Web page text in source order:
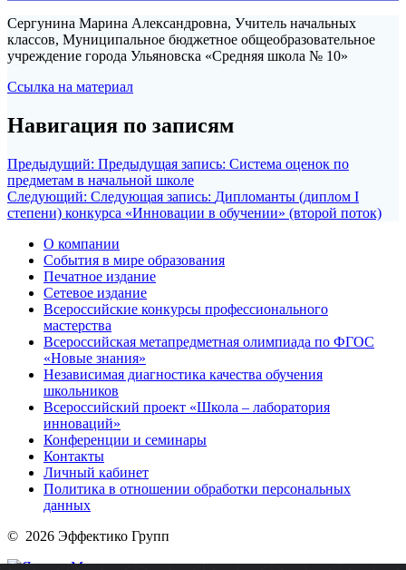
Сергунина Марина Александровна, Учитель начальных
классов, Муниципальное бюджетное общеобразовательное
учреждение города Ульяновска «Средняя школа № 10»
Ссылка на материал
Навигация по записям
Предыдущий: Предыдущая запись: Система оценок по
предметам в начальной школе
Следующий: Следующая запись: Дипломанты (диплом I
степени) конкурса «Инновации в обучении» (второй поток)
О компании
События в мире образования
Печатное издание
Сетевое издание
Всероссийские конкурсы профессионального
мастерства
Всероссийская метапредметная олимпиада по ФГОС
«Новые знания»
Независимая диагностика качества обучения
школьников
Всероссийский проект «Школа – лаборатория
инноваций»
Конференции и семинары
Контакты
Личный кабинет
Политика в отношении обработки персональных
данных
© 2026 Эффектико Групп